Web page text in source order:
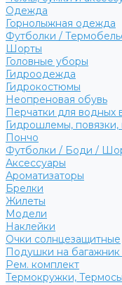
Одежда
Горнолыжная одежда
Футболки /
Шорты
Головные уборы
Гидроодежда
Гидрокостюмы
Неопреновая обувь
Перчатки для водных
Гидрошлемы,
Пончо
Футболки / Боди /
Аксессуары
Ароматизаторы
Брелки
Жилеты
Модели
Наклейки
Очки солнцезащитные
Подушки на
Рем. комплект
Термокружки, Термосы